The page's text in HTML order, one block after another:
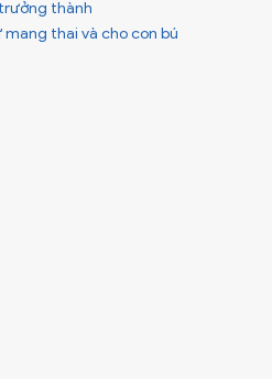
thành
thai và cho con bú